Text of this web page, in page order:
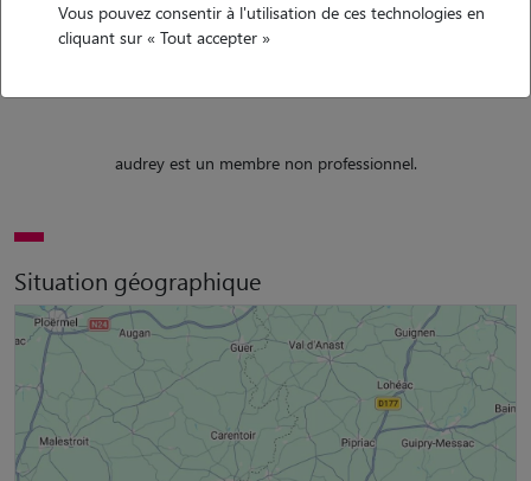
en projet car leur compagnie me manque. j'aime leur indépendance
audrey est un membre non professionnel.
Situation géographique
Vous pouvez consentir à l'utilisation de ces technologies en
cliquant sur « Tout accepter »